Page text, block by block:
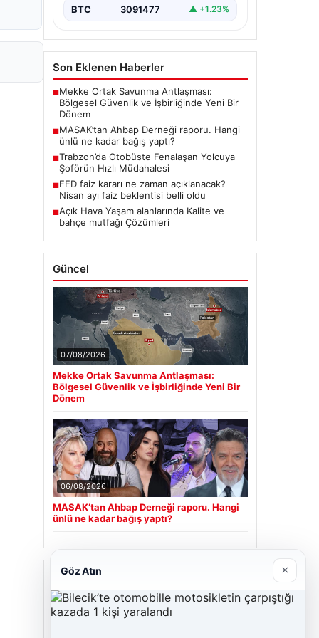
BTC 3091477 ▲ +1.23%
Son Eklenen Haberler
■Mekke Ortak Savunma Antlaşması:
Bölgesel Güvenlik ve İşbirliğinde Yeni Bir
Dönem
■MASAK’tan Ahbap Derneği raporu. Hangi
ünlü ne kadar bağış yaptı?
■Trabzon’da Otobüste Fenalaşan Yolcuya
Şoförün Hızlı Müdahalesi
■FED faiz kararı ne zaman açıklanacak?
Nisan ayı faiz beklentisi belli oldu
■Açık Hava Yaşam alanlarında Kalite ve
bahçe mutfağı Çözümleri
Güncel
07/08/2026
Mekke Ortak Savunma Antlaşması:
Bölgesel Güvenlik ve İşbirliğinde Yeni Bir
Dönem
06/08/2026
MASAK’tan Ahbap Derneği raporu. Hangi
ünlü ne kadar bağış yaptı?
Son Eklenen Firmalar
Cengiz Sigorta
Göz Atın ×